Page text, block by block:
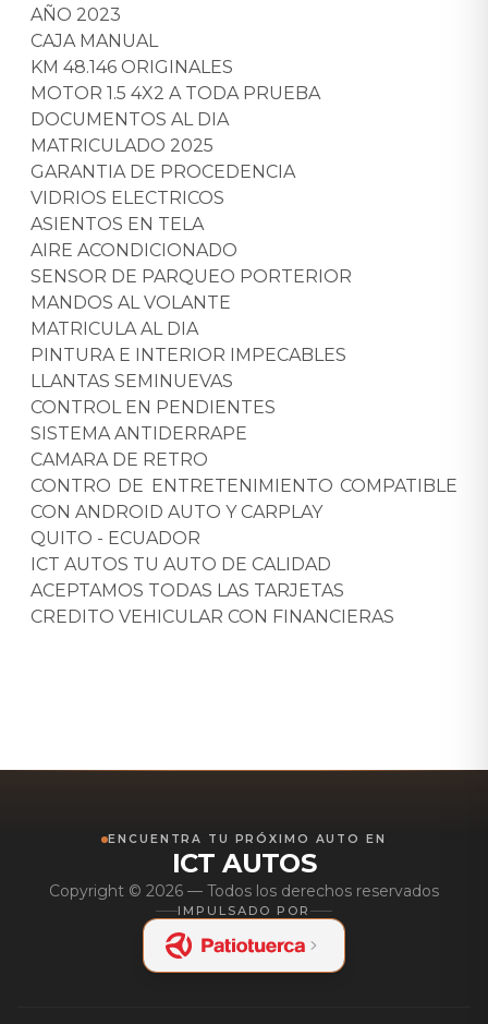
AÑO 2023
CAJA MANUAL
KM 48.146 ORIGINALES
MOTOR 1.5 4X2 A TODA PRUEBA
DOCUMENTOS AL DIA
MATRICULADO 2025
GARANTIA DE PROCEDENCIA
VIDRIOS ELECTRICOS
ASIENTOS EN TELA
AIRE ACONDICIONADO
SENSOR DE PARQUEO PORTERIOR
MANDOS AL VOLANTE
MATRICULA AL DIA
PINTURA E INTERIOR IMPECABLES
LLANTAS SEMINUEVAS
CONTROL EN PENDIENTES
SISTEMA ANTIDERRAPE
CAMARA DE RETRO
CONTRO DE ENTRETENIMIENTO COMPATIBLE
CON ANDROID AUTO Y CARPLAY
QUITO - ECUADOR
ICT AUTOS TU AUTO DE CALIDAD
ACEPTAMOS TODAS LAS TARJETAS
CREDITO VEHICULAR CON FINANCIERAS
ENCUENTRA TU PRÓXIMO AUTO EN
ICT AUTOS
Copyright © 2026 — Todos los derechos reservados
IMPULSADO POR